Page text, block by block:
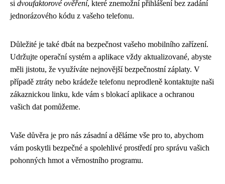
si dvoufaktorové ověření, které znemožní přihlášení bez zadání
jednorázového kódu z vašeho telefonu.
Důležité je také dbát na bezpečnost vašeho mobilního zařízení.
Udržujte operační systém a aplikace vždy aktualizované, abyste
měli jistotu, že využíváte nejnovější bezpečnostní záplaty. V
případě ztráty nebo krádeže telefonu neprodleně kontaktujte naši
zákaznickou linku, kde vám s blokací aplikace a ochranou
vašich dat pomůžeme.
Vaše důvěra je pro nás zásadní a děláme vše pro to, abychom
vám poskytli bezpečné a spolehlivé prostředí pro správu vašich
pohonných hmot a věrnostního programu.